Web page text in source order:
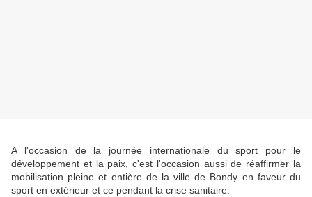
A l'occasion de la journée internationale du sport pour le
développement et la paix, c'est l'occasion aussi de réaffirmer la
mobilisation pleine et entière de la ville de Bondy en faveur du
sport en extérieur et ce pendant la crise sanitaire.